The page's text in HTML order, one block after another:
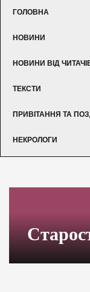
ГОЛОВНА
НОВИНИ
НОВИНИ ВІД
ТЕКСТИ
ПРИВІТАННЯ ТА
НЕКРОЛОГИ